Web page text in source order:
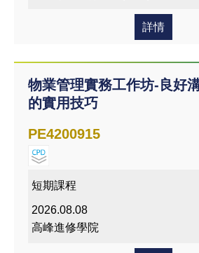
詳情
物業管理實務工作坊-良好
的實用技巧
PE4200915
短期課程
2026.08.08
高峰進修學院